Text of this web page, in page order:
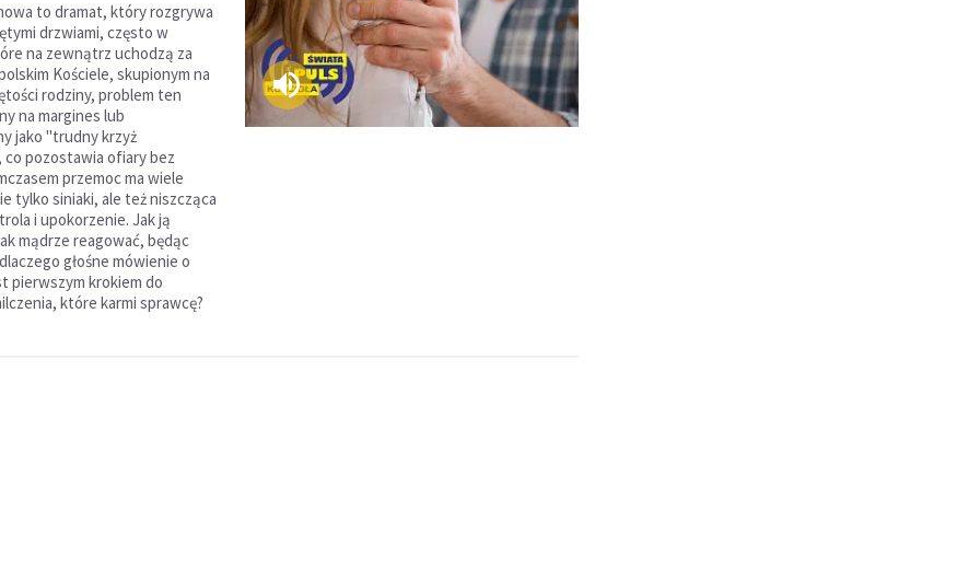
to dramat, który rozgrywa
drzwiami, często w
na zewnątrz uchodzą za
Kościele, skupionym na
rodziny, problem ten
na margines lub
jako "trudny krzyż
co pozostawia ofiary bez
przemoc ma wiele
tylko siniaki, ale też niszcząca
i upokorzenie. Jak ją
mądrze reagować, będąc
głośne mówienie o
pierwszym krokiem do
które karmi sprawcę?